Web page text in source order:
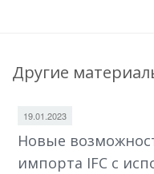
Другие
19.01.2023
Новые
импорта IFC с